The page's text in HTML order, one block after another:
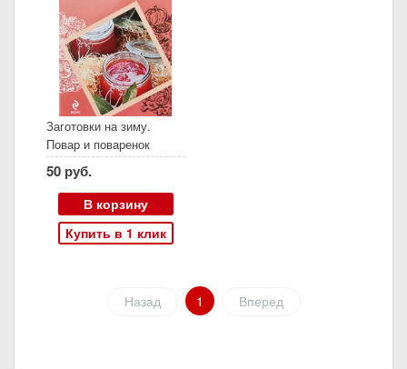
Заготовки на зиму.
Повар и поваренок
50 руб.
В корзину
Купить в 1 клик
Назад 1 Вперед